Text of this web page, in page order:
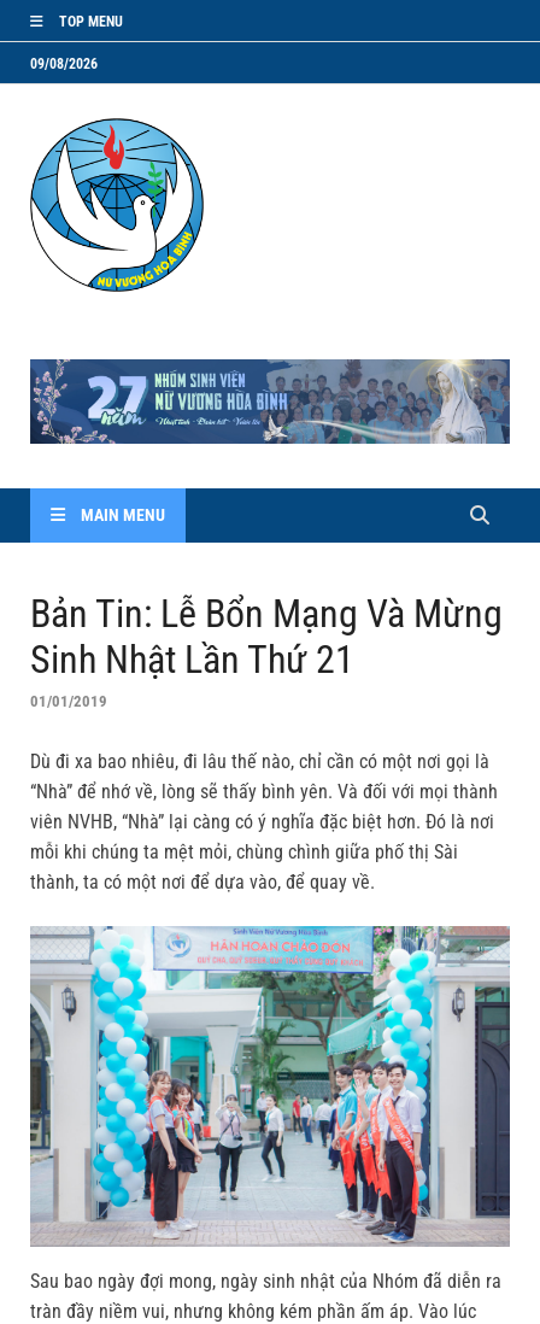
TOP MENU
09/08/2026
MAIN MENU
Bản Tin: Lễ Bổn Mạng Và Mừng
Sinh Nhật Lần Thứ 21
01/01/2019
Dù đi xa bao nhiêu, đi lâu thế nào, chỉ cần có một nơi gọi là
“Nhà” để nhớ về, lòng sẽ thấy bình yên. Và đối với mọi thành
viên NVHB, “Nhà” lại càng có ý nghĩa đặc biệt hơn. Đó là nơi
mỗi khi chúng ta mệt mỏi, chùng chình giữa phố thị Sài
thành, ta có một nơi để dựa vào, để quay về.
Sau bao ngày đợi mong, ngày sinh nhật của Nhóm đã diễn ra
tràn đầy niềm vui, nhưng không kém phần ấm áp. Vào lúc